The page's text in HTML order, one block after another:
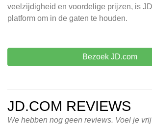
veelzijdigheid en voordelige prijzen, is
platform om in de gaten te houden.
Bezoek JD.com
JD.COM REVIEWS
We hebben nog geen reviews. Voel je